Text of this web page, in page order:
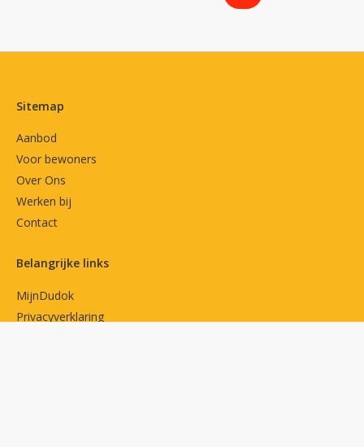
Contactinformatie
Sitemap
Aanbod
Voor bewoners
Over Ons
Werken bij
Contact
Belangrijke links
MijnDudok
Privacyverklaring